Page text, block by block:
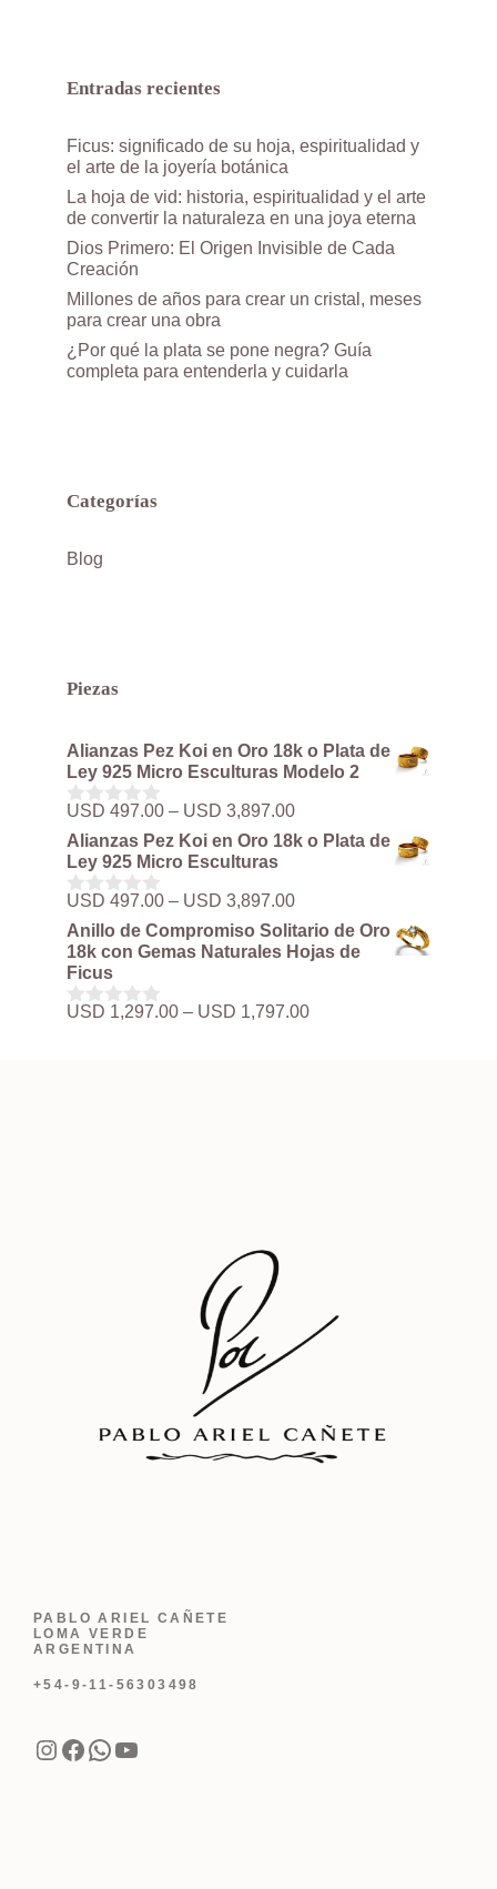
Entradas recientes
Ficus: significado de su hoja, espiritualidad y
el arte de la joyería botánica
La hoja de vid: historia, espiritualidad y el arte
de convertir la naturaleza en una joya eterna
Dios Primero: El Origen Invisible de Cada
Creación
Millones de años para crear un cristal, meses
para crear una obra
¿Por qué la plata se pone negra? Guía
completa para entenderla y cuidarla
Categorías
Blog
Piezas
Alianzas Pez Koi en Oro 18k o Plata de
Ley 925 Micro Esculturas Modelo 2
0
d
e
5
USD 497.00 – USD 3,897.00Rango
de
precios:
USD 497.00
USD 3,897.00
Alianzas Pez Koi en Oro 18k o Plata de
Ley 925 Micro Esculturas
0
d
e
5
USD 497.00 – USD 3,897.00Rango
de
precios:
desde
hasta
Anillo de Compromiso Solitario de Oro
18k con Gemas Naturales Hojas de
Ficus
0
USD 1,297.00 – USD 1,797.00Rango
PABLO ARIEL CAÑETE
LOMA VERDE
ARGENTINA
+54-9-11-56303498
Instagram
Facebook
WhatsApp
YouTube